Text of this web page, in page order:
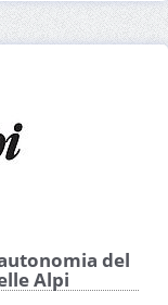
del
Alpi